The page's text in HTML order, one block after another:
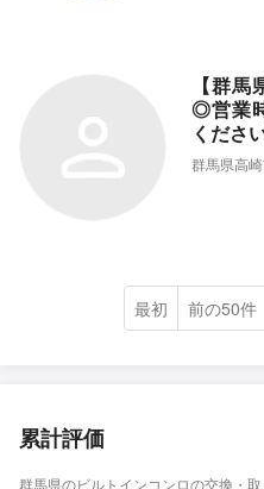
【群
◎営業
くださ
群馬県高
最初 前の50件
累計評価
群馬県のビルトインコンロの交換・